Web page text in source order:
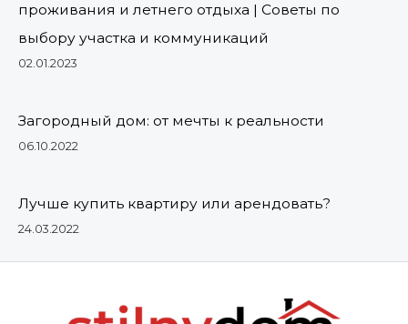
проживания и летнего отдыха | Советы по
выбору участка и коммуникаций
02.01.2023
Загородный дом: от мечты к реальности
06.10.2022
Лучше купить квартиру или арендовать?
24.03.2022